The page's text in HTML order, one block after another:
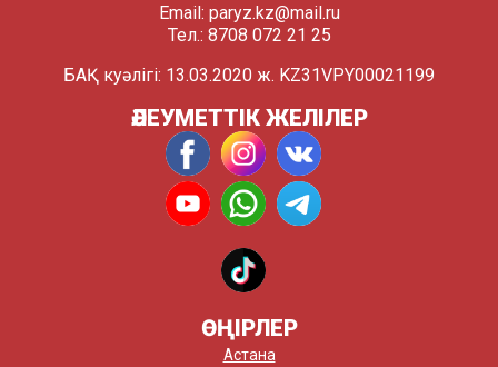
Email: paryz.kz@mail.ru
Тел.: 8708 072 21 25
БАҚ куәлігі: 13.03.2020 ж. KZ31VPY00021199
ӘЛЕУМЕТТІК ЖЕЛІЛЕР
ӨҢІРЛЕР
Астана